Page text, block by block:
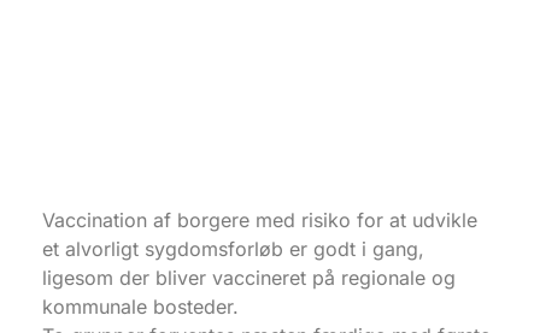
Vaccination af borgere med risiko for at udvikle
et alvorligt sygdomsforløb er godt i gang,
ligesom der bliver vaccineret på regionale og
kommunale bosteder.